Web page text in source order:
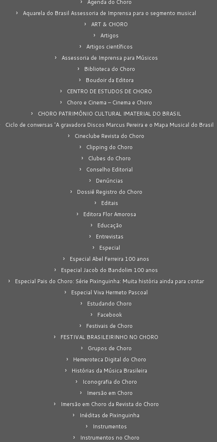
Agenda do Choro
Aquarela do Brasil Assessoria de Imprensa para o segmento musical
ART & CHORO
Artigos
Artigos científicos
Assessoria de Imprensa para Músicos
Biblioteca do Choro
Boudoir da Editora
CENTRO DE ESTUDOS DE CHORO
Choro e Cinema – Cinema e Choro
CHORO PATRIMÔNIO CULTURAL IMATERIAL DO BRASIL
Ciclo de conversas 'A gravadora Discos Marcus Pereira e o Mapa Musical do Brasil
Cineclube Revista do Choro
Clipping do Choro
Clubes do Choro
Conselho Editorial
Denúncias
Dossiê Registro do Choro
Editais
Editora Flor Amorosa
Educação
Entrevistas
Especial
Especial Abel Ferreira 100 anos
Especial Jacob do Bandolim 100 anos
Especial Pais do Choro: Série Pixinguinha: Muita história ainda para contar
Especial Viva Hermeto Pascoal
Estudando Choro
Facebook
Festivais de Choro
FESTIVAL BRASILEIRINHO NO CHORO
Grupos de Choro
Hemeroteca Digital do Choro
Histórias da Música Brasileira
Iconografia do Choro
Imersão em Choro
Imersão em Choro da Revista do Choro
Inéditas de Pixinguinha
Instrumentos
Instrumentos no Choro